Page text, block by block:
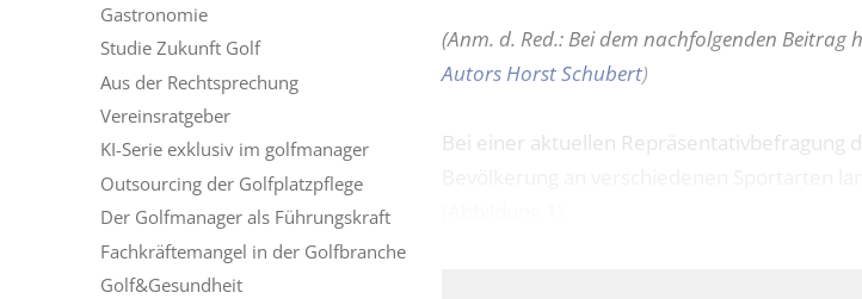
(Anm. d. Red.: Bei dem nachfolgenden Beitrag
Autors Horst Schubert)
Bei einer aktuellen Repräsentativbefragung
Gastronomie
Studie Zukunft Golf
Aus der Rechtsprechung
Vereinsratgeber
KI-Serie exklusiv im golfmanager
Outsourcing der Golfplatzpflege
Der Golfmanager als Führungskraft
Fachkräftemangel in der Golfbranche
Golf&Gesundheit